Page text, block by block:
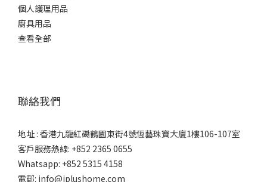
個人護理用品
廚具用品
查看全部
聯絡我們
地址 : 香港九龍紅磡鶴園東街4號恆藝珠寶大廈1樓106-107室
客戶服務熱線: +852 2365 0655
Whatsapp: +852 5315 4158
電郵: info@iplushome.com